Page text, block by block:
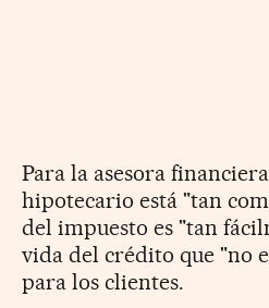
Para la asesora
hipotecario está "tan
del impuesto es "tan
vida del crédito que "no
para los clientes.